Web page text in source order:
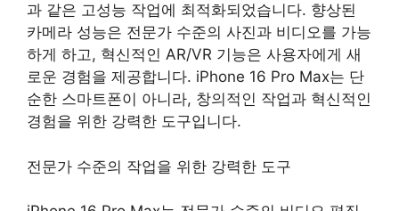
과 같은 고성능 작업에 최적화되었습니다. 향상된
카메라 성능은 전문가 수준의 사진과 비디오를 가능
하게 하고, 혁신적인 AR/VR 기능은 사용자에게 새
로운 경험을 제공합니다. iPhone 16 Pro Max는 단
순한 스마트폰이 아니라, 창의적인 작업과 혁신적인
경험을 위한 강력한 도구입니다.
전문가 수준의 작업을 위한 강력한 도구